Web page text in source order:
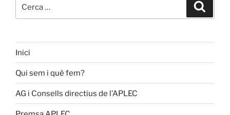
Inici
Qui sem i què fem?
AG i Consells directius de l’APLEC